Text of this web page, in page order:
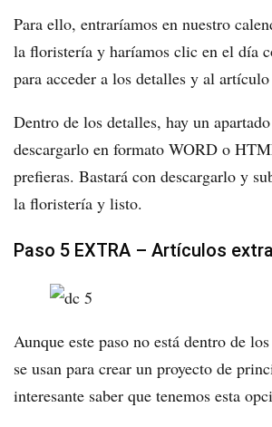
Para ello, entraríamos en nuestro
la floristería y haríamos clic en el día
para acceder a los detalles y al
Dentro de los detalles, hay un
descargarlo en formato WORD o
prefieras. Bastará con descargarlo y
la floristería y listo.
Paso 5 EXTRA – Artículos extra
Aunque este paso no está dentro de
se usan para crear un proyecto de
interesante saber que tenemos esta